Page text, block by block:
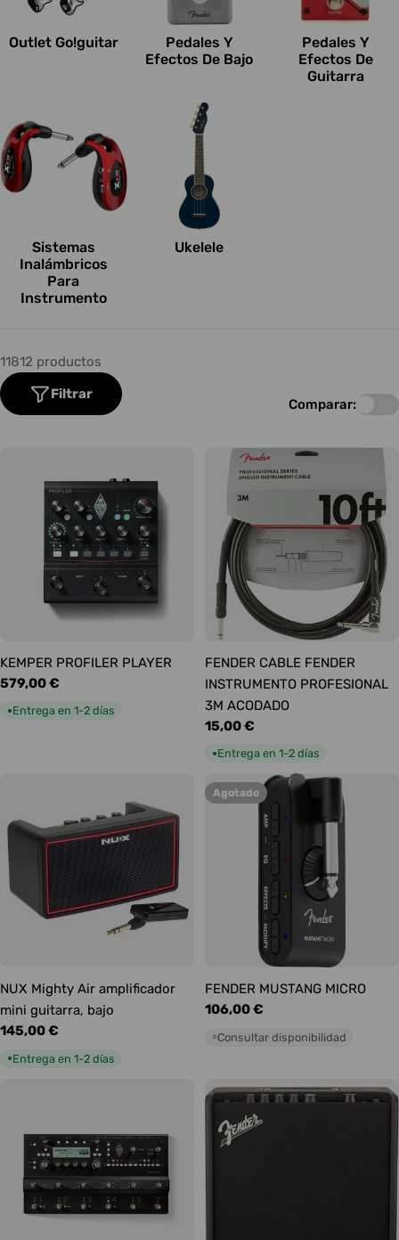
Outlet Go!guitar
Pedales Y
Efectos De Bajo
Pedales Y
Efectos De
Guitarra
Sistemas
Inalámbricos
Para
Instrumento
Ukelele
11812 productos
Filtrar
Comparar:
KEMPER PROFILER PLAYER
Precio
habitual
579,00 €
●Entrega en 1-2 días
FENDER CABLE FENDER
INSTRUMENTO PROFESIONAL
3M ACODADO
Precio
habitual
15,00 €
●Entrega en 1-2 días
NUX Mighty Air amplificador
mini guitarra, bajo
Precio
145,00 €
●Entrega en 1-2 días
Agotado
FENDER MUSTANG MICRO
Precio
106,00 €
○Consultar disponibilidad